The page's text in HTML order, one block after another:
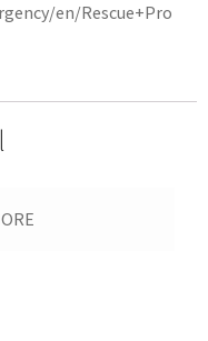
en/Rescue+Pro